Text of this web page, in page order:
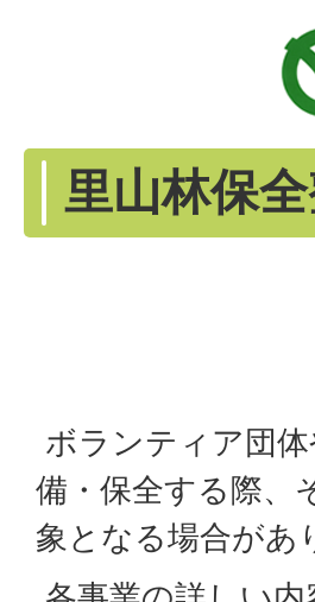
里山林保
ボランティア団
備・保全する際、
象となる場合があ